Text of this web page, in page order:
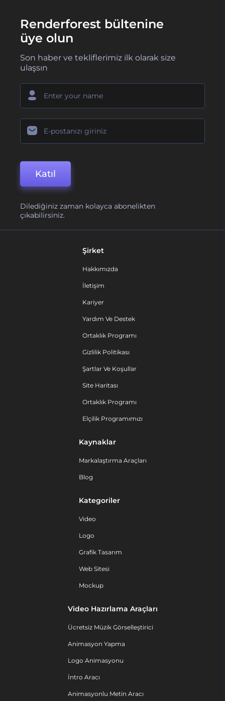
Renderforest bültenine
üye olun
Son haber ve tekliflerimiz ilk olarak size
ulaşsın
Katıl
Dilediğiniz zaman kolayca abonelikten
çıkabilirsiniz.
Şirket
Hakkımızda
İletişim
Kariyer
Yardım Ve Destek
Ortaklık Programı
Gizlilik Politikası
Şartlar Ve Koşullar
Site Haritası
Ortaklık Programı
Elçilik Programımızı
Kaynaklar
Markalaştırma Araçları
Blog
Kategoriler
Video
Logo
Grafik Tasarım
Web Sitesi
Mockup
Video Hazırlama Araçları
Ücretsiz Müzik Görselleştirici
Animasyon Yapma
Logo Animasyonu
İntro Aracı
Animasyonlu Metin Aracı